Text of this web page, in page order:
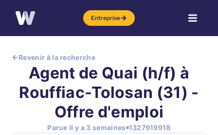
Entreprise
Revenir à la recherche
Agent de Quai (h/f) à
Rouffiac-Tolosan (31) -
Offre d'emploi
Parue il y a 3 semaines 1327919918